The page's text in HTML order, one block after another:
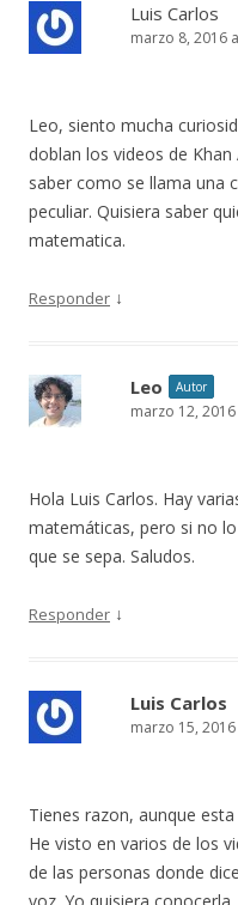
Luis Carlos
marzo 8, 2016
Leo, siento mucha
doblan los videos de
saber como se llama una
peculiar. Quisiera saber
matematica.
Responder ↓
Leo Autor
marzo 12,
Hola Luis Carlos. Hay
matemáticas, pero si no
que se sepa. Saludos.
Responder ↓
Luis Carlos
marzo 15,
Tienes razon, aunque
He visto en varios de los
de las personas donde